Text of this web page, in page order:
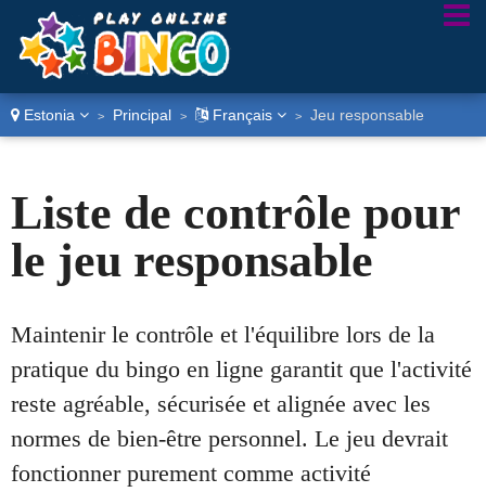
Estonia > Principal > Français > Jeu responsable
Liste de contrôle pour
le jeu responsable
Maintenir le contrôle et l'équilibre lors de la
pratique du bingo en ligne garantit que l'activité
reste agréable, sécurisée et alignée avec les
normes de bien-être personnel. Le jeu devrait
fonctionner purement comme activité